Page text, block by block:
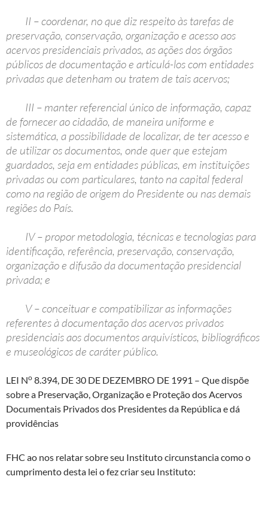
II – coordenar, no que diz respeito às tarefas de
preservação, conservação, organização e acesso aos
acervos presidenciais privados, as ações dos órgãos
públicos de documentação e articulá-los com entidades
privadas que detenham ou tratem de tais acervos;
III – manter referencial único de informação, capaz
de fornecer ao cidadão, de maneira uniforme e
sistemática, a possibilidade de localizar, de ter acesso e
de utilizar os documentos, onde quer que estejam
guardados, seja em entidades públicas, em instituições
privadas ou com particulares, tanto na capital federal
como na região de origem do Presidente ou nas demais
regiões do País.
IV – propor metodologia, técnicas e tecnologias para
identificação, referência, preservação, conservação,
organização e difusão da documentação presidencial
privada; e
V – conceituar e compatibilizar as informações
referentes à documentação dos acervos privados
presidenciais aos documentos arquivísticos, bibliográficos
e museológicos de caráter público.
LEI No 8.394, DE 30 DE DEZEMBRO DE 1991 – Que dispõe
sobre a Preservação, Organização e Proteção dos Acervos
Documentais Privados dos Presidentes da República e dá
providências
FHC ao nos relatar sobre seu Instituto circunstancia como o
cumprimento desta lei o fez criar seu Instituto: